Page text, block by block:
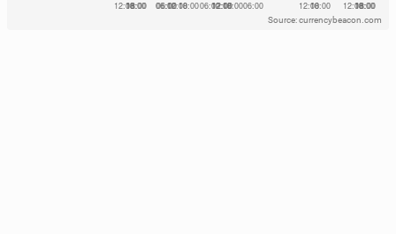
Source: currencybeacon.com